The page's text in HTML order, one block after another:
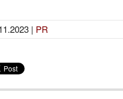
| PR